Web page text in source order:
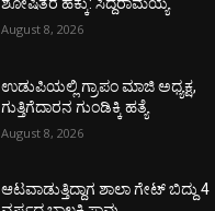
ಶೋಷಿತರ ಹಕ್ಕು: ಸಿದ್ದರಾಮಯ್ಯ
August 8, 2026
ಉಡುಪಿಯಲ್ಲಿ ಗ್ರಾಪಂ ಮಾಜಿ ಅಧ್ಯಕ್ಷ,
ಗುತ್ತಿಗೆದಾರನ ಗುಂಡಿಕ್ಕಿ ಹತ್ಯೆ
August 8, 2026
ಆಟವಾಡುತ್ತಿದ್ದಾಗ ಶಾಲಾ ಗೇಟ್‌ ಬಿದ್ದು 4